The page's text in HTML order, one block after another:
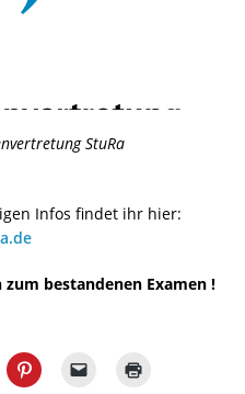
StuRa
Infos findet ihr hier:
bestandenen Examen !